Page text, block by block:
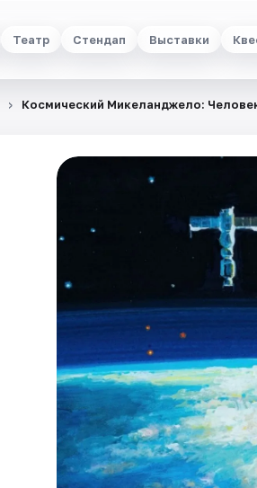
Театр Стендап Выставки
Космический Микеланджело: